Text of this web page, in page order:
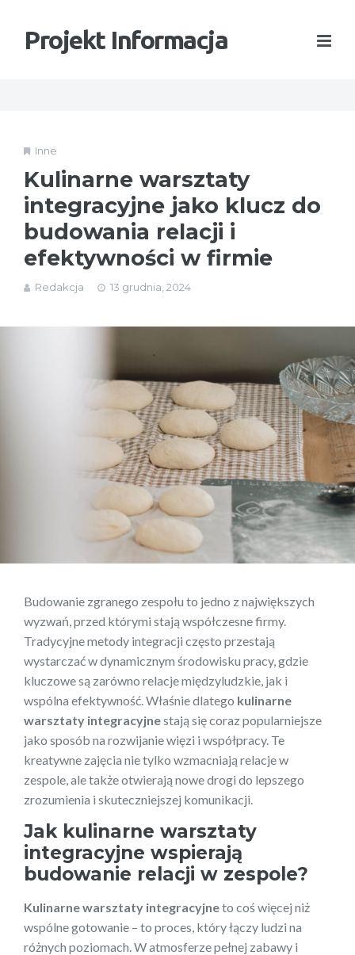
Projekt Informacja
Inne
Kulinarne warsztaty
integracyjne jako klucz do
budowania relacji i
efektywności w firmie
Redakcja 13 grudnia, 2024
Budowanie zgranego zespołu to jedno z największych
wyzwań, przed którymi stają współczesne firmy.
Tradycyjne metody integracji często przestają
wystarczać w dynamicznym środowisku pracy, gdzie
kluczowe są zarówno relacje międzyludzkie, jak i
wspólna efektywność. Właśnie dlatego kulinarne
warsztaty integracyjnestają się coraz popularniejsze
jako sposób na rozwijanie więzi i współpracy. Te
kreatywne zajęcia nie tylko wzmacniają relacje w
zespole, ale także otwierają nowe drogi do lepszego
zrozumienia i skuteczniejszej komunikacji.
Jak kulinarne warsztaty
integracyjne wspierają
budowanie relacji w zespole?
Kulinarne warsztaty integracyjneto coś więcej niż
wspólne gotowanie – to proces, który łączy ludzi na
różnych poziomach. W atmosferze pełnej zabawy i